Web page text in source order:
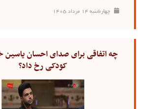
چهارشنبه ۱۴ مرداد ۱۴۰۵
چه اتفاقی برای صدای احسان یاسین
کودکی رخ داد؟